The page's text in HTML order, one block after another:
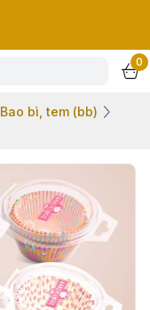
0
Bao bì, tem (bb)